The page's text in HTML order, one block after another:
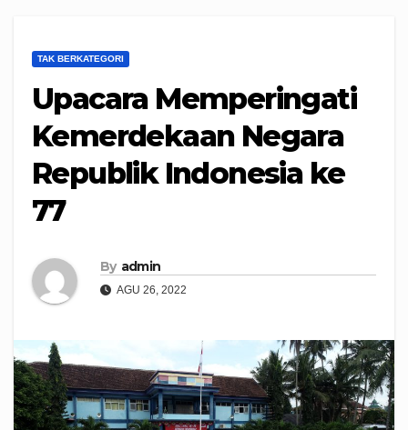
TAK BERKATEGORI
Upacara Memperingati
Kemerdekaan Negara
Republik Indonesia ke
77
By admin
AGU 26, 2022